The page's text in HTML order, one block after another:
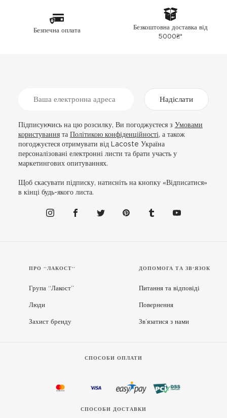
Безпечна оплата
Безкоштовна доставка від
5000₴*
Надіслати
Підписуючись на цю розсилку, Ви погоджуєтеся з Умовами
користуваннята Політикою конфіденційності, а також
погоджуєтеся отримувати від Lacoste Україна
персоналізовані електронні листи та брати участь у
маркетингових опитуваннях.
Щоб скасувати підписку, натисніть на кнопку «Відписатися»
в кінці будь-якого листа.
ПРО “ЛАКОСТ”
Група “Лакост”
Люди
Захист бренду
ДОПОМОГА ТА ЗВ'ЯЗОК
Питання та відповіді
Повернення
Зв’язатися з нами
СПОСОБИ ОПЛАТИ
СПОСОБИ ДОСТАВКИ